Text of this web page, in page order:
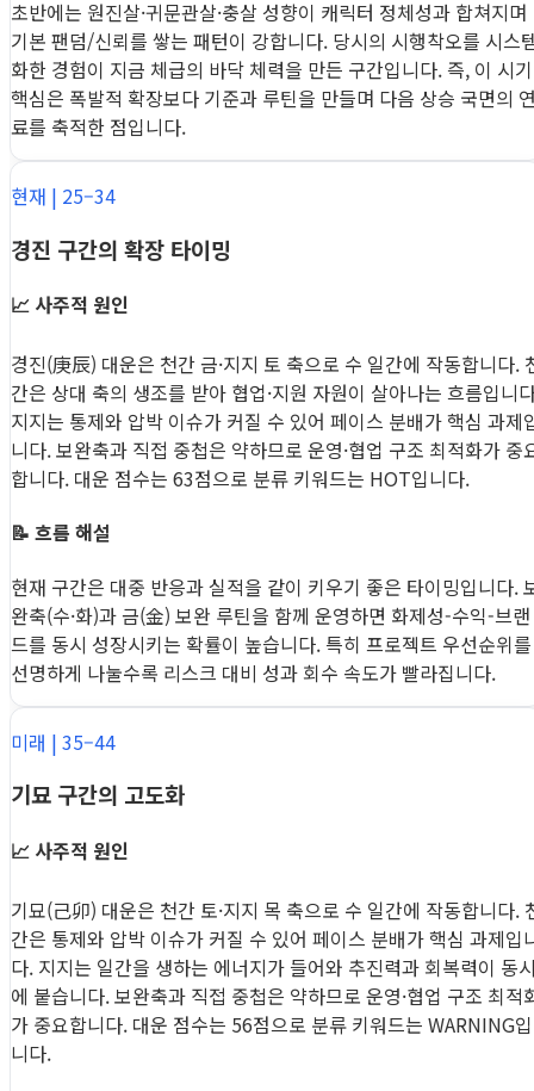
초반에는 원진살·귀문관살·충살 성향이 캐릭터 정체성과 합쳐지며
기본 팬덤/신뢰를 쌓는 패턴이 강합니다. 당시의 시행착오를 시스
화한 경험이 지금 체급의 바닥 체력을 만든 구간입니다. 즉, 이 시기
핵심은 폭발적 확장보다 기준과 루틴을 만들며 다음 상승 국면의
료를 축적한 점입니다.
현재 | 25–34
경진 구간의 확장 타이밍
📈 사주적 원인
경진(庚辰) 대운은 천간 금·지지 토 축으로 수 일간에 작동합니다.
간은 상대 축의 생조를 받아 협업·지원 자원이 살아나는 흐름입니
지지는 통제와 압박 이슈가 커질 수 있어 페이스 분배가 핵심 과제
니다. 보완축과 직접 중첩은 약하므로 운영·협업 구조 최적화가 중
합니다. 대운 점수는 63점으로 분류 키워드는 HOT입니다.
📝 흐름 해설
현재 구간은 대중 반응과 실적을 같이 키우기 좋은 타이밍입니다.
완축(수·화)과 금(金) 보완 루틴을 함께 운영하면 화제성-수익-브랜
드를 동시 성장시키는 확률이 높습니다. 특히 프로젝트 우선순위를
선명하게 나눌수록 리스크 대비 성과 회수 속도가 빨라집니다.
미래 | 35–44
기묘 구간의 고도화
📈 사주적 원인
기묘(己卯) 대운은 천간 토·지지 목 축으로 수 일간에 작동합니다.
간은 통제와 압박 이슈가 커질 수 있어 페이스 분배가 핵심 과제입
다. 지지는 일간을 생하는 에너지가 들어와 추진력과 회복력이 동
에 붙습니다. 보완축과 직접 중첩은 약하므로 운영·협업 구조 최적
가 중요합니다. 대운 점수는 56점으로 분류 키워드는 WARNING입
니다.